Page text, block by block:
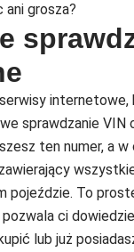
ani grosza?
internetowe,
sprawdzanie VIN
ten numer, a w
pojeździe. To
ci
lub już